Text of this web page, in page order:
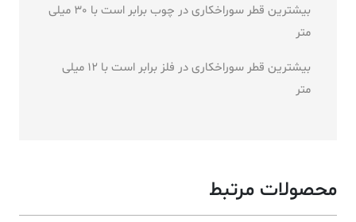
بیشترین قطر سوراخکاری در چوب برابر است با 30 میلی
متر
بیشترین قطر سوراخکاری در فلز برابر است با 12 میلی
متر
محصولات مرتبط